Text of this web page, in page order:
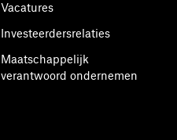
Vacatures
Investeerdersrelaties
Maatschappelijk
verantwoord ondernemen